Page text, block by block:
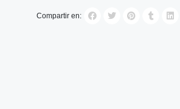
Compartir en: